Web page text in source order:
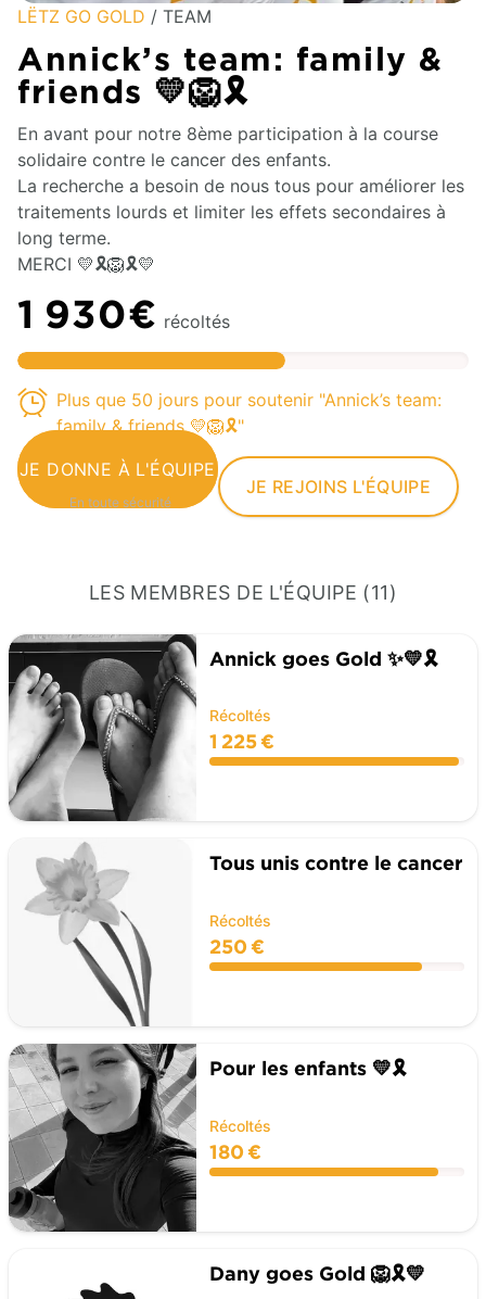
LËTZ GO GOLD / TEAM
Annick’s team: family &
friends 💛🦁🎗️
En avant pour notre 8ème participation à la course
solidaire contre le cancer des enfants.
La recherche a besoin de nous tous pour améliorer les
traitements lourds et limiter les effets secondaires à
long terme.
MERCI 💛🎗️🦁🎗️💛
1 930€ récoltés
Plus que 50 jours pour soutenir "Annick’s team:
family & friends 💛🦁🎗️"
JE DONNE À L'ÉQUIPE
En toute sécurité
JE REJOINS L'ÉQUIPE
LES MEMBRES DE L'ÉQUIPE (11)
Annick goes Gold ✨💛🎗️
Récoltés
1 225 €
Tous unis contre le cancer
Récoltés
250 €
Pour les enfants 💛🎗️
Récoltés
180 €
Dany goes Gold 🦁🎗💛